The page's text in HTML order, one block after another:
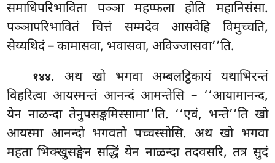
समाधिपरिभाविता पञ्ञा महप्फला होति महानिसंसा.
पञ्ञापरिभावितं चित्तं सम्मदेव आसवेहि विमुच्चति,
सेय्यथिदं – कामासवा, भवासवा, अविज्जासवा’’ति.
१४४. अथ खो भगवा अम्बलट्ठिकायं यथाभिरन्तं
विहरित्वा आयस्मन्तं आनन्दं आमन्तेसि – ‘‘आयामानन्द,
येन नाळन्दा तेनुपसङ्कमिस्सामा’’ति. ‘‘एवं, भन्ते’’ति खो
आयस्मा आनन्दो भगवतो पच्चस्सोसि. अथ खो भगवा
महता भिक्खुसङ्घेन सद्धिं येन नाळन्दा तदवसरि, तत्र सुदं